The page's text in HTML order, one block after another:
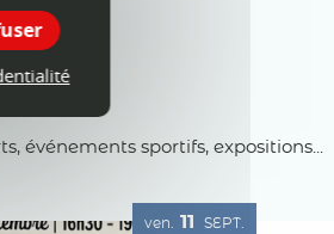
événements sportifs, expositions...
ven. 11 SEPT.